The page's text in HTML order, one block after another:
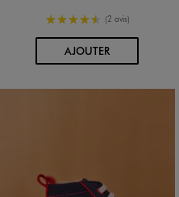
4.5/5 de moyenne
(2 avis)
AJOUTERAU PANIER